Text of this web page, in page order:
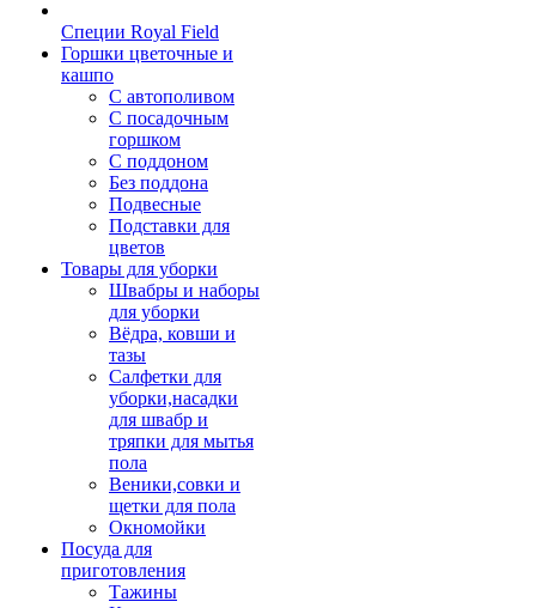
Специи Royal Field
Горшки цветочные и
кашпо
С автополивом
С посадочным
горшком
С поддоном
Без поддона
Подвесные
Подставки для
цветов
Товары для уборки
Швабры и наборы
для уборки
Вёдра, ковши и
тазы
Салфетки для
уборки,насадки
для швабр и
тряпки для мытья
пола
Веники,совки и
щетки для пола
Окномойки
Посуда для
приготовления
Тажины